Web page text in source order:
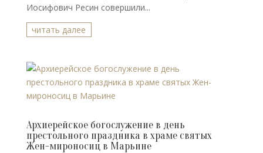
Иосифович Ресин совершили...
читать далее
Архиерейское богослужение в день
престольного праздника в храме святых
Жен-мироносиц в Марьине